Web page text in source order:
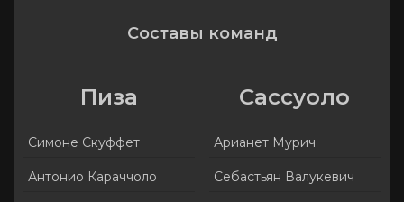
Составы команд
Пиза
Симоне Скуффет
Антонио Караччоло
Сассуоло
Арианет Мурич
Себастьян Валукевич